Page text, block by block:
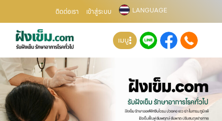
ติดต่อเรา เข้าสู่ระบบ LANGUAGE
เมนู